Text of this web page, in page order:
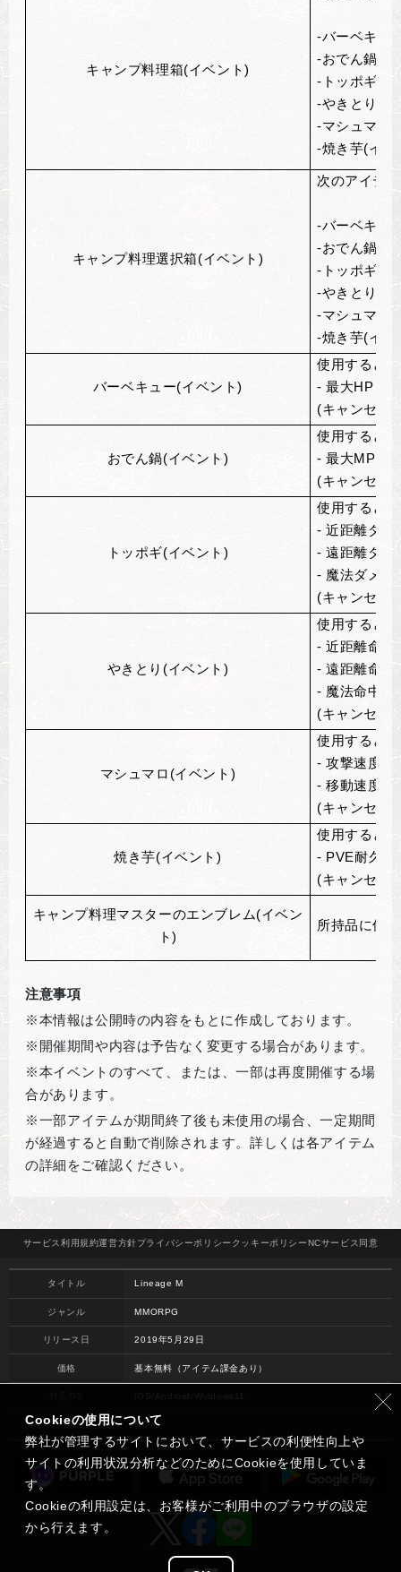
キャンプ料理箱(イベント)
-バーベキュ
-おでん鍋(イ
-トッポギ(イ
-やきとり(イ
-マシュマロ(
-焼き芋(イベ
キャンプ料理選択箱(イベント)
次のアイテ
-バーベキュ
-おでん鍋(イ
-トッポギ(イ
-やきとり(イ
-マシュマロ(
-焼き芋(イベ
バーベキュー(イベント)
使用すると
- 最大HP
(キャンセル
おでん鍋(イベント)
使用すると
- 最大MP
(キャンセル
トッポギ(イベント)
使用すると
- 近距離ダメ
- 遠距離ダメ
- 魔法ダメー
(キャンセル
やきとり(イベント)
使用すると
- 近距離命中
- 遠距離命中
- 魔法命中+1
(キャンセル
マシュマロ(イベント)
使用すると
- 攻撃速度
- 移動速度
(キャンセル
焼き芋(イベント)
使用すると
- PVE耐久力
(キャンセル
キャンプ料理マスターのエンブレム(イベン
ト)
所持品に保
注意事項
※本情報は公開時の内容をもとに作成しております。
※開催期間や内容は予告なく変更する場合があります。
※本イベントのすべて、または、一部は再度開催する場
合があります。
※一部アイテムが期間終了後も未使用の場合、一定期間
が経過すると自動で削除されます。詳しくは各アイテム
の詳細をご確認ください。
サービス 利用規約運営方針プライバシーポリシー クッキーポリシーNCサービス 同意
タイトル Lineage M
ジャンル MMORPG
リリース日 2019年5月29日
価格 基本無料（アイテム課金あり）
開発 NC
Cookieの使用について
弊社が管理するサイトにおいて、サービスの利便性向上や
サイトの利用状況分析などのためにCookieを使用していま
す。
Cookieの利用設定は、お客様がご利用中のブラウザの設定
から行えます。